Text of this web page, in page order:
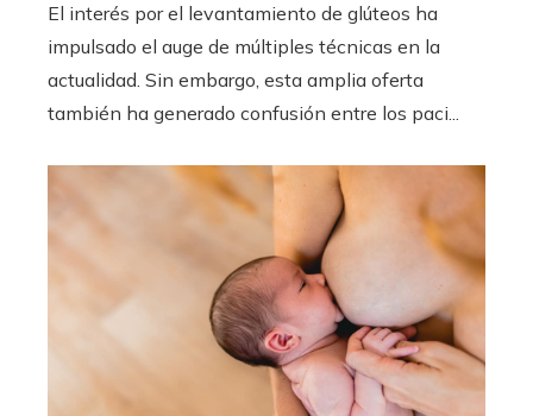
El interés por el levantamiento de glúteos ha
impulsado el auge de múltiples técnicas en la
actualidad. Sin embargo, esta amplia oferta
también ha generado confusión entre los paci...